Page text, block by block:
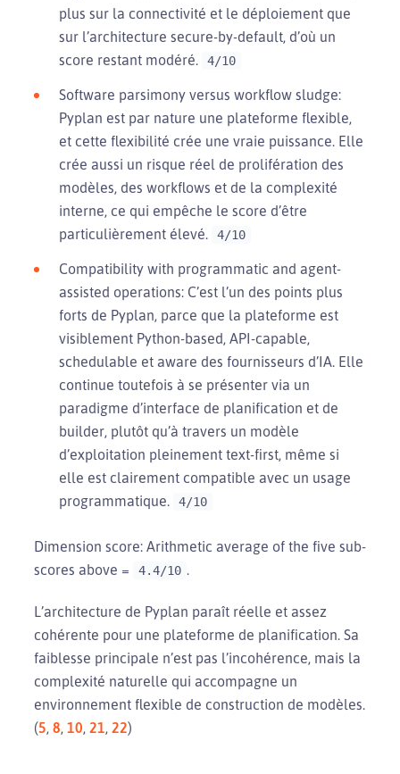
plus sur la connectivité et le déploiement que
sur l’architecture secure-by-default, d’où un
score restant modéré.
4/10
Software parsimony versus workflow sludge:
Pyplan est par nature une plateforme flexible,
et cette flexibilité crée une vraie puissance. Elle
crée aussi un risque réel de prolifération des
modèles, des workflows et de la complexité
interne, ce qui empêche le score d’être
particulièrement élevé.
4/10
Compatibility with programmatic and agent-
assisted operations: C’est l’un des points plus
forts de Pyplan, parce que la plateforme est
visiblement Python-based, API-capable,
schedulable et aware des fournisseurs d’IA. Elle
continue toutefois à se présenter via un
paradigme d’interface de planification et de
builder, plutôt qu’à travers un modèle
d’exploitation pleinement text-first, même si
elle est clairement compatible avec un usage
programmatique.
4/10
Dimension score: Arithmetic average of the five sub-
scores above =
4.4/10 .
L’architecture de Pyplan paraît réelle et assez
cohérente pour une plateforme de planification. Sa
faiblesse principale n’est pas l’incohérence, mais la
complexité naturelle qui accompagne un
environnement flexible de construction de modèles.
(5, 8, 10, 21, 22)